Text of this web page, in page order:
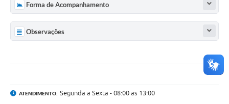
Forma de Acompanhamento
Observações
ATENDIMENTO: Segunda a Sexta - 08:00 as 13:00